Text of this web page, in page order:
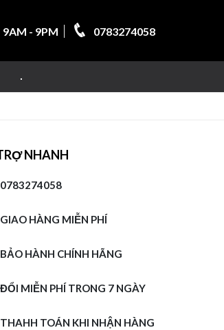
9AM - 9PM 0783274058
.
NHANH
0783274058
GIAO HÀNG MIỄN PHÍ
BẢO HÀNH CHÍNH HÃNG
ĐỔI MIỄN PHÍ TRONG 7 NGÀY
THAHH TOÁN KHI NHẬN HÀNG